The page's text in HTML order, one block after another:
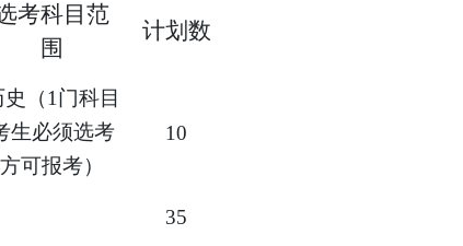
考科目范
围
计划数
史（1门科目
生必须选考
方可报考）
10
35